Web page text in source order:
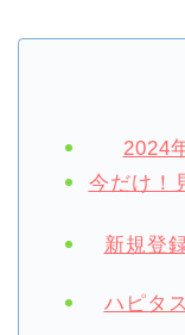
2024
今だけ！
新規登
ハピタ